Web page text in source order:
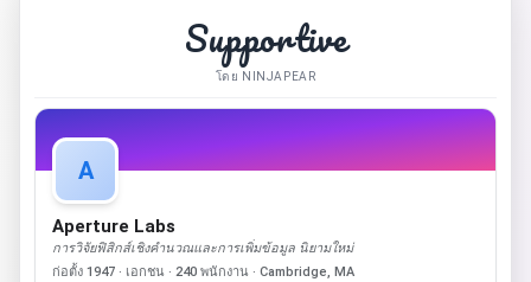
Supportive
โดย NINJAPEAR
A
Aperture Labs
การวิจัยฟิสิกส์เชิงคำนวณและการเพิ่มข้อมูล นิยามใหม่
ก่อตั้ง 1947 · เอกชน · 240 พนักงาน · Cambridge, MA